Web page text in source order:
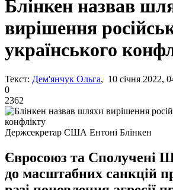
Блінкен назвав
вирішення
українського
Текст: Дем'янчук Ольга, 10 січня 2022,
0
2362
Держсекретар США Ентоні Блінкен
Євросоюз та Сполучені
до масштабних санкцій